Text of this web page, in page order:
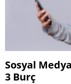
Sosyal
3 Burç